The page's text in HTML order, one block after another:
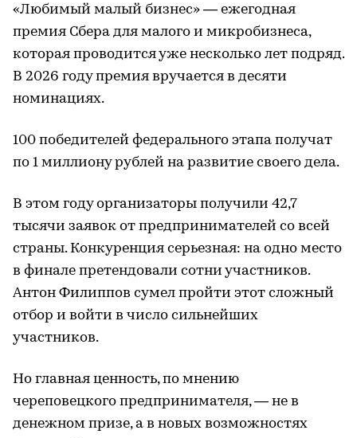
«Любимый малый бизнес» — ежегодная
премия Сбера для малого и микробизнеса,
которая проводится уже несколько лет подряд.
В 2026 году премия вручается в десяти
номинациях.
100 победителей федерального этапа получат
по 1 миллиону рублей на развитие своего дела.
В этом году организаторы получили 42,7
тысячи заявок от предпринимателей со всей
страны. Конкуренция серьезная: на одно место
в финале претендовали сотни участников.
Антон Филиппов сумел пройти этот сложный
отбор и войти в число сильнейших
участников.
Но главная ценность, по мнению
череповецкого предпринимателя, — не в
денежном призе, а в новых возможностях